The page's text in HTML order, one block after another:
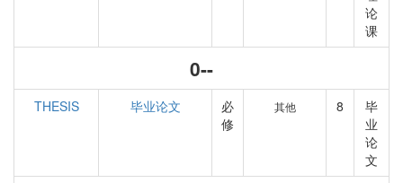
论
课
0--
THESIS 毕业论文
必
修
其他 8
毕
业
论
文